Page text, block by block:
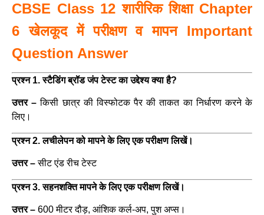
CBSE Class 12 शारीरिक शिक्षा Chapter
6 खेलकूद में परीक्षण व मापन Important
Question Answer
प्रश्न 1. स्टैडिंग ब्रॉड जंप टेस्ट का उद्देश्य क्या है?
उत्तर – किसी छात्र की विस्फोटक पैर की ताकत का निर्धारण करने के
लिए।
प्रश्न 2. लचीलेपन को मापने के लिए एक परीक्षण लिखें।
उत्तर –सीट एंड रीचटेस्ट
प्रश्न 3. सहनशक्ति मापने के लिए एक परीक्षण लिखें।
उत्तर – 600 मीटर दौड़, आंशिक कर्ल-अप, पुश अप्स।